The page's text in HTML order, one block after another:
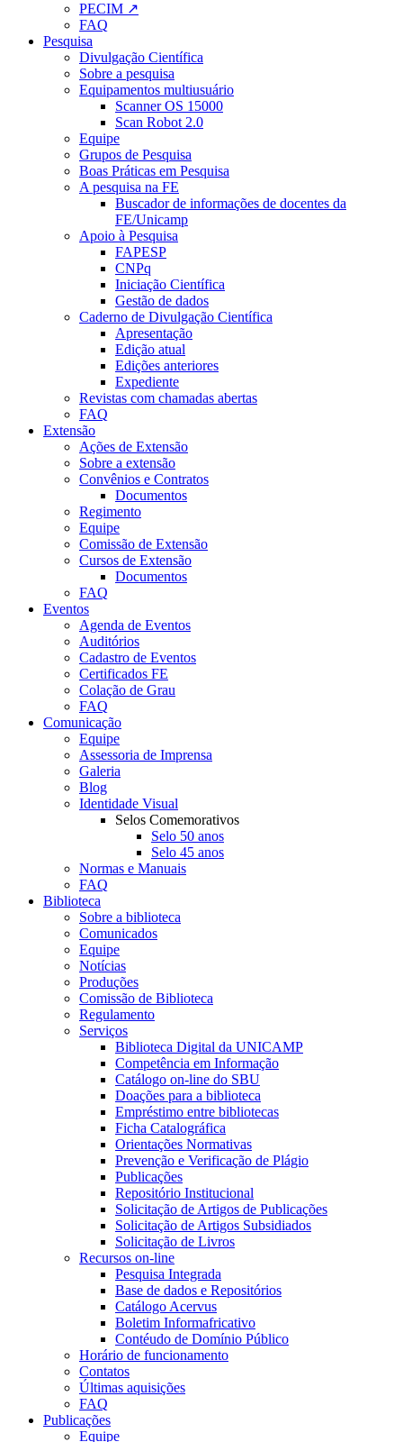
PECIM ↗
FAQ
Pesquisa
Divulgação Científica
Sobre a pesquisa
Equipamentos multiusuário
Scanner OS 15000
Scan Robot 2.0
Equipe
Grupos de Pesquisa
Boas Práticas em Pesquisa
A pesquisa na FE
Buscador de informações de docentes da
FE/Unicamp
Apoio à Pesquisa
FAPESP
CNPq
Iniciação Científica
Gestão de dados
Caderno de Divulgação Científica
Apresentação
Edição atual
Edições anteriores
Expediente
Revistas com chamadas abertas
FAQ
Extensão
Ações de Extensão
Sobre a extensão
Convênios e Contratos
Documentos
Regimento
Equipe
Comissão de Extensão
Cursos de Extensão
Documentos
FAQ
Eventos
Agenda de Eventos
Auditórios
Cadastro de Eventos
Certificados FE
Colação de Grau
FAQ
Comunicação
Equipe
Assessoria de Imprensa
Galeria
Blog
Identidade Visual
Selos Comemorativos
Selo 50 anos
Selo 45 anos
Normas e Manuais
FAQ
Biblioteca
Sobre a biblioteca
Comunicados
Equipe
Notícias
Produções
Comissão de Biblioteca
Regulamento
Serviços
Biblioteca Digital da UNICAMP
Competência em Informação
Catálogo on-line do SBU
Doações para a biblioteca
Empréstimo entre bibliotecas
Ficha Catalográfica
Orientações Normativas
Prevenção e Verificação de Plágio
Publicações
Repositório Institucional
Solicitação de Artigos de Publicações
Solicitação de Artigos Subsidiados
Solicitação de Livros
Recursos on-line
Pesquisa Integrada
Base de dados e Repositórios
Catálogo Acervus
Boletim Informafricativo
Contéudo de Domínio Público
Horário de funcionamento
Contatos
Últimas aquisições
FAQ
Publicações
Equipe